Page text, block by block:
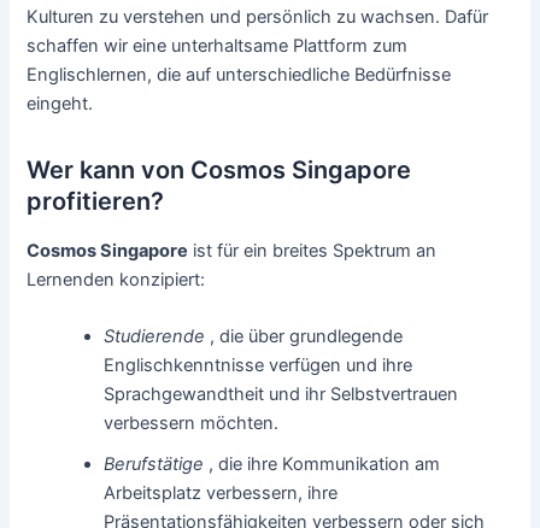
Kulturen zu verstehen und persönlich zu wachsen. Dafür
schaffen wir eine unterhaltsame Plattform zum
Englischlernen, die auf unterschiedliche Bedürfnisse
eingeht.
Wer kann von Cosmos Singapore
profitieren?
Cosmos Singapore ist für ein breites Spektrum an
Lernenden konzipiert:
Studierende , die über grundlegende
Englischkenntnisse verfügen und ihre
Sprachgewandtheit und ihr Selbstvertrauen
verbessern möchten.
Berufstätige , die ihre Kommunikation am
Arbeitsplatz verbessern, ihre
Präsentationsfähigkeiten verbessern oder sich